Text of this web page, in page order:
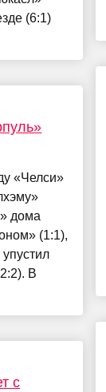
(6:1)
«Челси»
дома
(1:1),
В
с